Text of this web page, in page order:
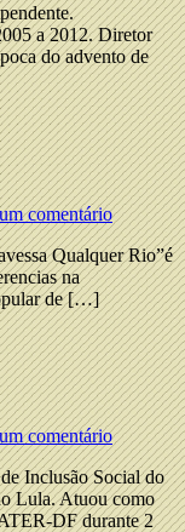
a 2012. Diretor
do advento de
comentário
Qualquer Rio”é
na
de […]
comentário
Inclusão Social do
Lula. Atuou como
DF durante 2